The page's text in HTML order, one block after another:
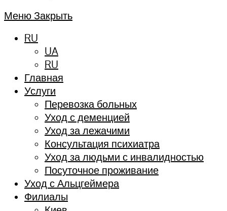
МенюЗакрыть
RU
UA
RU
Главная
Услуги
Перевозка больных
Уход с деменцией
Уход за лежачими
Консультация психиатра
Уход за людьми с инвалидностью
Посуточное проживание
Уход с Альцгеймера
Филиалы